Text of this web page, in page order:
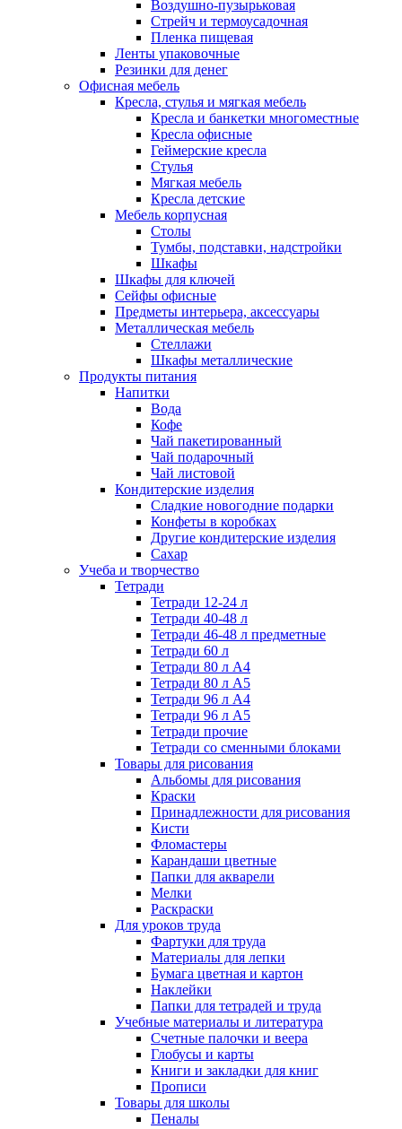
Воздушно-пузырьковая
Стрейч и термоусадочная
Пленка пищевая
Ленты упаковочные
Резинки для денег
Офисная мебель
Кресла, стулья и мягкая мебель
Кресла и банкетки многоместные
Кресла офисные
Геймерские кресла
Стулья
Мягкая мебель
Кресла детские
Мебель корпусная
Столы
Тумбы, подставки, надстройки
Шкафы
Шкафы для ключей
Сейфы офисные
Предметы интерьера, аксессуары
Металлическая мебель
Стеллажи
Шкафы металлические
Продукты питания
Напитки
Вода
Кофе
Чай пакетированный
Чай подарочный
Чай листовой
Кондитерские изделия
Сладкие новогодние подарки
Конфеты в коробках
Другие кондитерские изделия
Сахар
Учеба и творчество
Тетради
Тетради 12-24 л
Тетради 40-48 л
Тетради 46-48 л предметные
Тетради 60 л
Тетради 80 л А4
Тетради 80 л А5
Тетради 96 л А4
Тетради 96 л А5
Тетради прочие
Тетради со сменными блоками
Товары для рисования
Альбомы для рисования
Краски
Принадлежности для рисования
Кисти
Фломастеры
Карандаши цветные
Папки для акварели
Мелки
Раскраски
Для уроков труда
Фартуки для труда
Материалы для лепки
Бумага цветная и картон
Наклейки
Папки для тетрадей и труда
Учебные материалы и литература
Счетные палочки и веера
Глобусы и карты
Книги и закладки для книг
Прописи
Товары для школы
Пеналы